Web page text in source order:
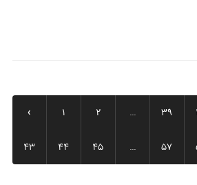
‹ 1 2 ... 39
43 44 45 ... 57